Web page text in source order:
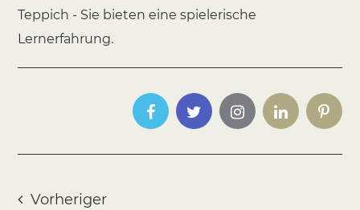
Teppich - Sie bieten eine spielerische
Lernerfahrung.
Vorheriger